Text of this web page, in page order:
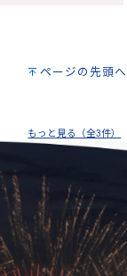
ページの先頭へ
もっと見る（全3件）